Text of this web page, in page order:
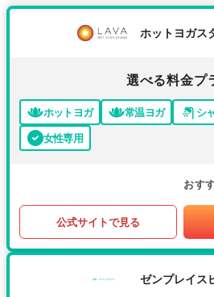
ホットヨガス
選べる料金プ
ホットヨガ 常温ヨガ シ
女性専用
おす
公式サイトで見る
ゼンプレイス